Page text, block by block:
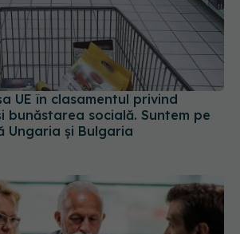
UE în clasamentul privind
bunăstarea socială. Suntem pe
Ungaria și Bulgaria